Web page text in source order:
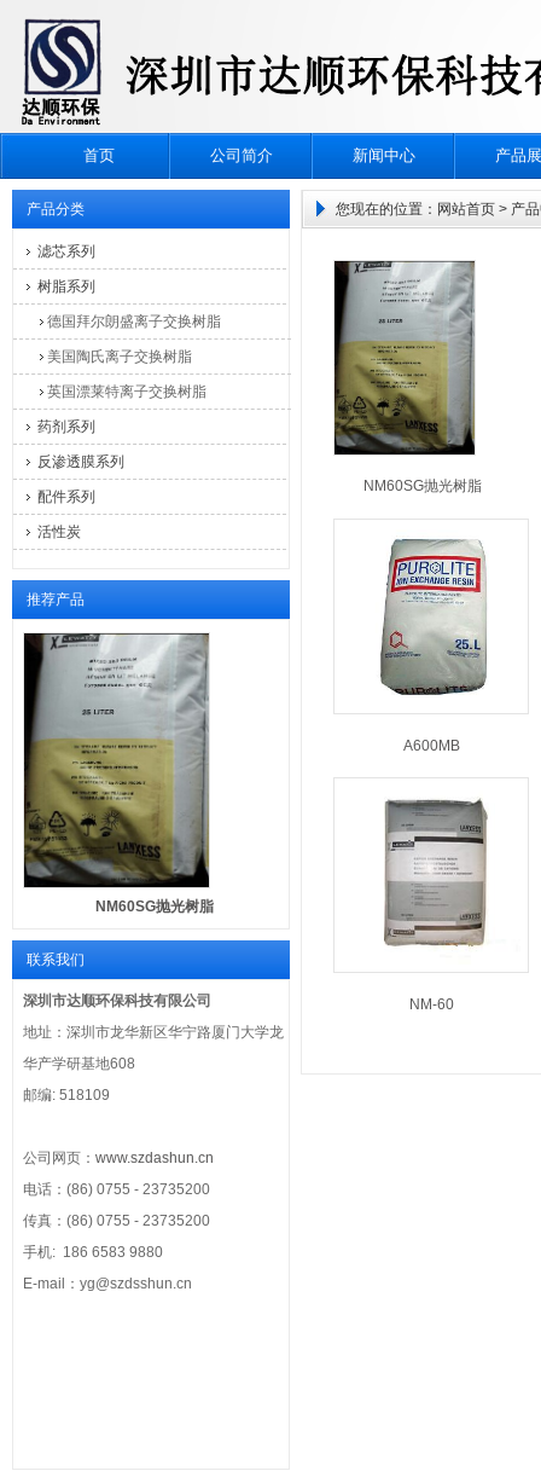
首页 公司简介 新闻中心 产品
产品分类
滤芯系列
树脂系列
德国拜尔朗盛离子交换树脂
美国陶氏离子交换树脂
英国漂莱特离子交换树脂
药剂系列
反渗透膜系列
配件系列
活性炭
推荐产品
NM60SG抛光树脂
联系我们
深圳市达顺环保科技有限公司
地址：深圳市龙华新区华宁路厦门大学龙
华产学研基地608
邮编: 518109
公司网页： www.szdashun.cn
电话：(86) 0755 - 23735200
传真：(86) 0755 - 23735200
手机: 186 6583 9880
E-mail：yg@szdsshun.cn
您现在的位置： 网站首页 > 产
NM60SG抛光树脂
A600MB
NM-60